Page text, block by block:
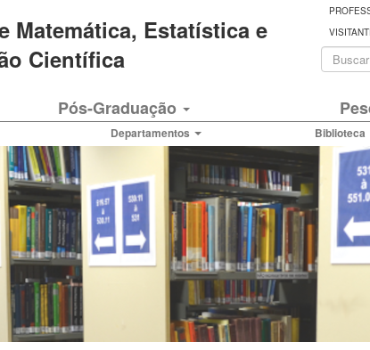
Matemática, Estatística e
Científica
Pós-Graduação
Departamentos Biblioteca